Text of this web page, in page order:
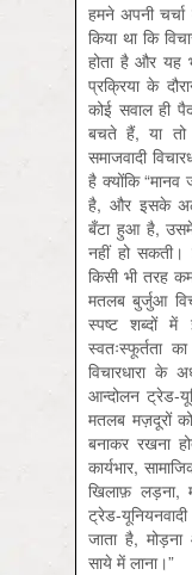
हमने अपनी
किया था कि
होता है और यह
प्रक्रिया के
कोई सवाल ही
बचते हैं, या तो
समाजवादी
है क्योंकि “मानव
है, और इसके
बँटा हुआ है, उसमें
नहीं हो सकती।
किसी भी तरह
मतलब बुर्जुआ
स्पष्ट शब्दों
स्वतःस्फूर्तता
विचारधारा के
आन्दोलन ट्रेड-
मतलब मज़दूरों
बनाकर रखना
कार्यभार,
खिलाफ़ लड़ना,
ट्रेड-
जाता है,
साये में लाना।”